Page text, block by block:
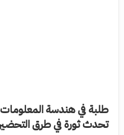
طلبة في هندسة
تحدث ثورة في طرق